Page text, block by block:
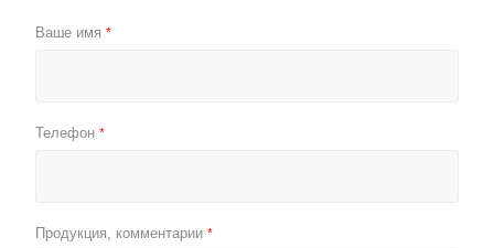
Ваше имя *
Телефон *
Продукция, комментарии *